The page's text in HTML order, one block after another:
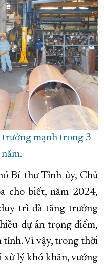
mạnh trong 3
Bí thư Tỉnh ủy, Chủ
cho biết, năm 2024,
trì đà tăng trưởng
dự án trọng điểm,
tỉnh. Vì vậy, trong thời
xử lý khó khăn, vướng